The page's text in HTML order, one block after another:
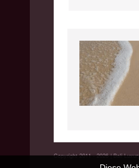
Copyright 2011 - 2026 | Bali